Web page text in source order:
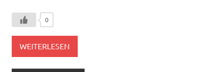
0
WEITERLESEN